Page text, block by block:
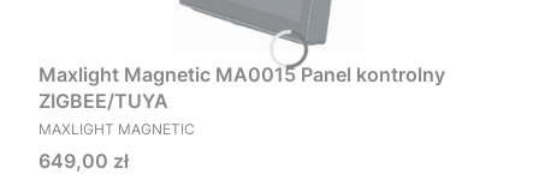
Maxlight Magnetic MA0015 Panel kontrolny
ZIGBEE/TUYA
PRODUCENT
MAXLIGHT MAGNETIC
Cena
649,00 zł